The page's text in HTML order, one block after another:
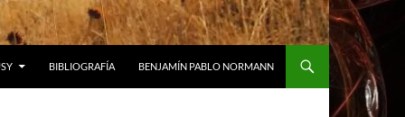
BIBLIOGRAFÍA BENJAMÍN PABLO NORMANN